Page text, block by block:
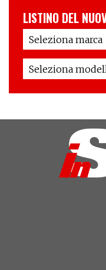
LISTINO DEL